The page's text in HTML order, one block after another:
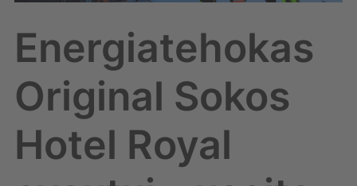
Energiatehokas
Original Sokos
Hotel Royal